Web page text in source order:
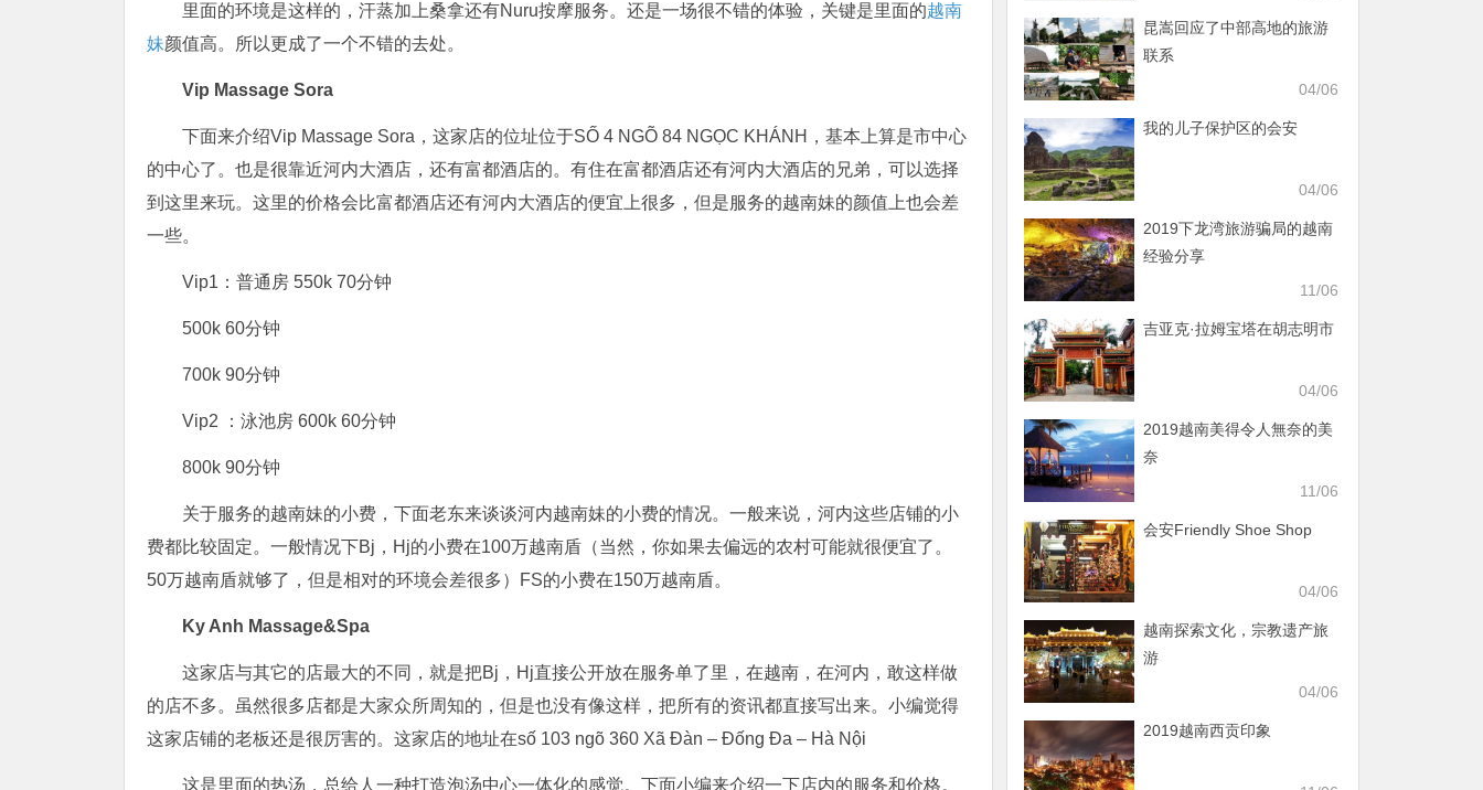
里面的环境是这样的，汗蒸加上桑拿还有Nuru按摩服务。还是一场很不错的体验，关键是里面的越南
妹颜值高。所以更成了一个不错的去处。
Vip Massage Sora
下面来介绍Vip Massage Sora，这家店的位址位于SỐ 4 NGÕ 84 NGỌC KHÁNH，基本上算是市中心
的中心了。也是很靠近河内大酒店，还有富都酒店的。有住在富都酒店还有河内大酒店的兄弟，可以选择
到这里来玩。这里的价格会比富都酒店还有河内大酒店的便宜上很多，但是服务的越南妹的颜值上也会差
一些。
Vip1：普通房 550k 70分钟
500k 60分钟
700k 90分钟
Vip2 ：泳池房 600k 60分钟
800k 90分钟
关于服务的越南妹的小费，下面老东来谈谈河内越南妹的小费的情况。一般来说，河内这些店铺的小
费都比较固定。一般情况下Bj，Hj的小费在100万越南盾（当然，你如果去偏远的农村可能就很便宜了。
50万越南盾就够了，但是相对的环境会差很多）FS的小费在150万越南盾。
Ky Anh Massage&Spa
这家店与其它的店最大的不同，就是把Bj，Hj直接公开放在服务单了里，在越南，在河内，敢这样做
的店不多。虽然很多店都是大家众所周知的，但是也没有像这样，把所有的资讯都直接写出来。小编觉得
这家店铺的老板还是很厉害的。这家店的地址在số 103 ngõ 360 Xã Đàn – Đống Đa – Hà Nội
这是里面的热汤，总给人一种打造泡汤中心一体化的感觉。下面小编来介绍一下店内的服务和价格。
昆嵩回应了中部高地的旅游
联系
04/06
我的儿子保护区的会安
04/06
2019下龙湾旅游骗局的越南
经验分享
11/06
吉亚克·拉姆宝塔在胡志明市
04/06
2019越南美得令人無奈的美
奈
11/06
会安Friendly Shoe Shop
04/06
越南探索文化，宗教遗产旅
游
04/06
2019越南西贡印象